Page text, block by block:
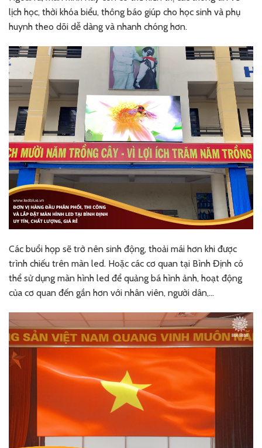
lịch học, thời khóa biểu, thông báo giúp cho học sinh và phụ
huynh theo dõi dễ dàng và nhanh chóng hơn.
Các buổi họp sẽ trở nên sinh động, thoải mái hơn khi được
trình chiếu trên màn led. Hoặc các cơ quan tại Bình Định có
thể sử dụng màn hình led để quảng bá hình ảnh, hoạt động
của cơ quan đến gần hơn với nhân viên, người dân,…